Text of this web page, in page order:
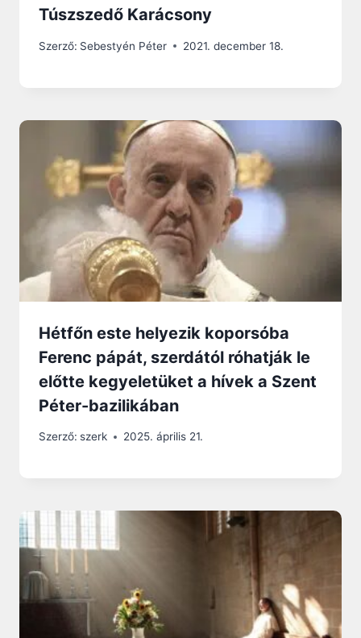
Túszszedő Karácsony
Szerző: Sebestyén Péter 2021. december 18.
Hétfőn este helyezik koporsóba
Ferenc pápát, szerdától róhatják le
előtte kegyeletüket a hívek a Szent
Péter-bazilikában
Szerző: szerk 2025. április 21.